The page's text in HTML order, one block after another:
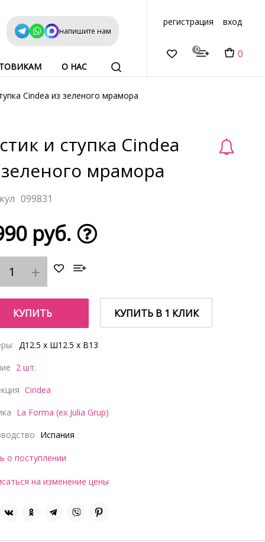
напишите нам
О НАС
регистрация вход
0 0
Cindea из зеленого мрамора
и ступка Cindea
мрамора
099831
руб.
КУПИТЬ КУПИТЬ В 1 КЛИК
Д12.5 x Ш12.5 x В13
2 шт.
Cindea
La Forma (ex Julia Grup)
Испания
о поступлении
на изменение цены